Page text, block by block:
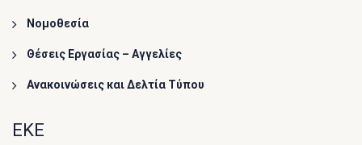
Νομοθεσία
Θέσεις Εργασίας – Αγγελίες
Ανακοινώσεις και Δελτία Τύπου
ΕΚΕ